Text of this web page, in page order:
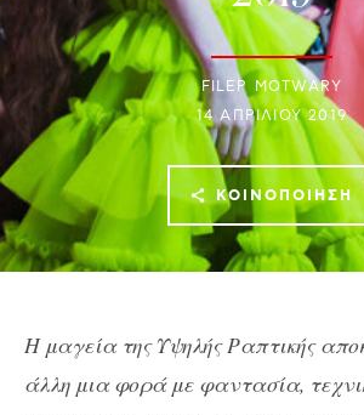
FILEP MOTWARY
14 ΑΠΡΙΛΊΟΥ 2019
ΚΟΙΝΟΠΟΊΗΣΗ
H μαγεία της Υψηλής Ραπτικής
άλλη μια φορά με φαντασία,